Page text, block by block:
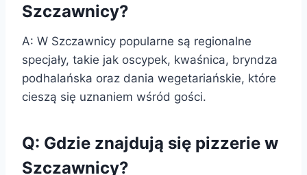
Szczawnicy?
A: W Szczawnicy popularne są regionalne
specjały, takie jak oscypek, kwaśnica, bryndza
podhalańska oraz dania wegetariańskie, które
cieszą się uznaniem wśród gości.
Q: Gdzie znajdują się pizzerie w
Szczawnicy?